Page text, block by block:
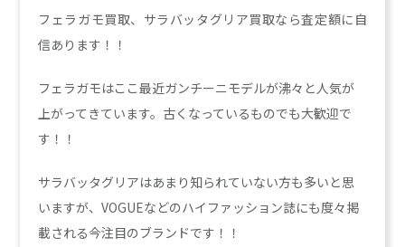
フェラガモ買取、サラバッタグリア買取なら査定額に自
信あります！！
フェラガモはここ最近ガンチーニモデルが沸々と人気が
上がってきています。古くなっているものでも大歓迎で
す！！
サラバッタグリアはあまり知られていない方も多いと思
いますが、VOGUEなどのハイファッション誌にも度々掲
載される今注目のブランドです！！